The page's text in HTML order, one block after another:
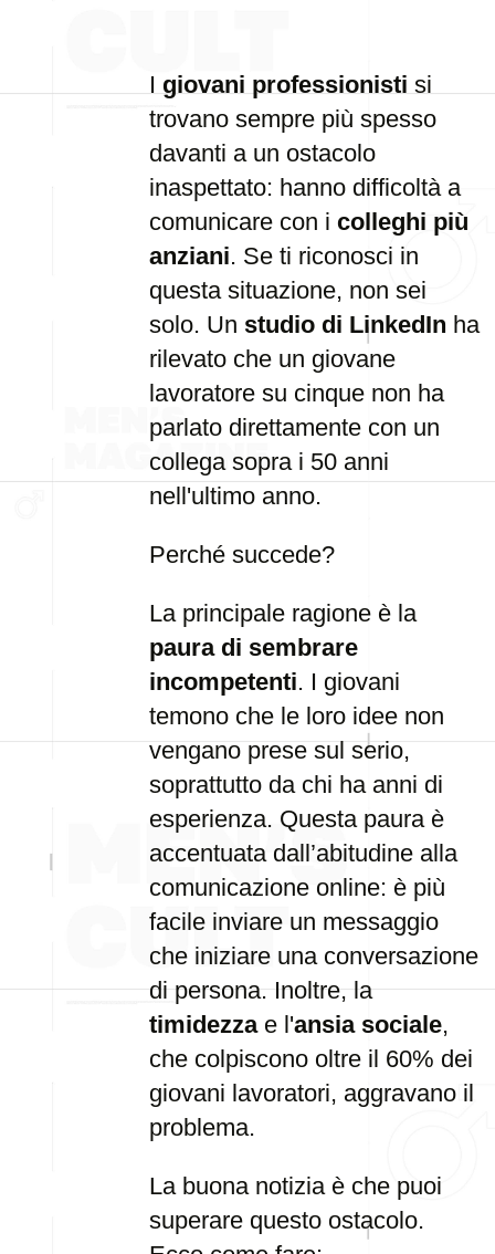
I giovani professionisti si
trovano sempre più spesso
davanti a un ostacolo
inaspettato: hanno difficoltà a
comunicare con i colleghi più
anziani. Se ti riconosci in
questa situazione, non sei
solo. Un studio di LinkedIn ha
rilevato che un giovane
lavoratore su cinque non ha
parlato direttamente con un
collega sopra i 50 anni
nell'ultimo anno.
Perché succede?
La principale ragione è la
paura di sembrare
incompetenti. I giovani
temono che le loro idee non
vengano prese sul serio,
soprattutto da chi ha anni di
esperienza. Questa paura è
accentuata dall’abitudine alla
comunicazione online: è più
facile inviare un messaggio
che iniziare una conversazione
di persona. Inoltre, la
timidezzae l'ansia sociale,
che colpiscono oltre il 60% dei
giovani lavoratori, aggravano il
problema.
La buona notizia è che puoi
superare questo ostacolo.